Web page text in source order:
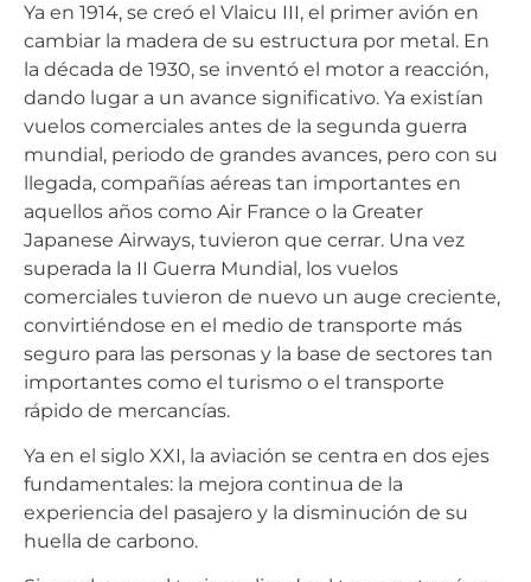
Ya en 1914, se creó el Vlaicu III, el primer avión en
cambiar la madera de su estructura por metal. En
la década de 1930, se inventó el motor a reacción,
dando lugar a un avance significativo. Ya existían
vuelos comerciales antes de la segunda guerra
mundial, periodo de grandes avances, pero con su
llegada, compañías aéreas tan importantes en
aquellos años como Air France o la Greater
Japanese Airways, tuvieron que cerrar. Una vez
superada la II Guerra Mundial, los vuelos
comerciales tuvieron de nuevo un auge creciente,
convirtiéndose en el medio de transporte más
seguro para las personas y la base de sectores tan
importantes como el turismo o el transporte
rápido de mercancías.
Ya en el siglo XXI, la aviación se centra en dos ejes
fundamentales: la mejora continua de la
experiencia del pasajero y la disminución de su
huella de carbono.